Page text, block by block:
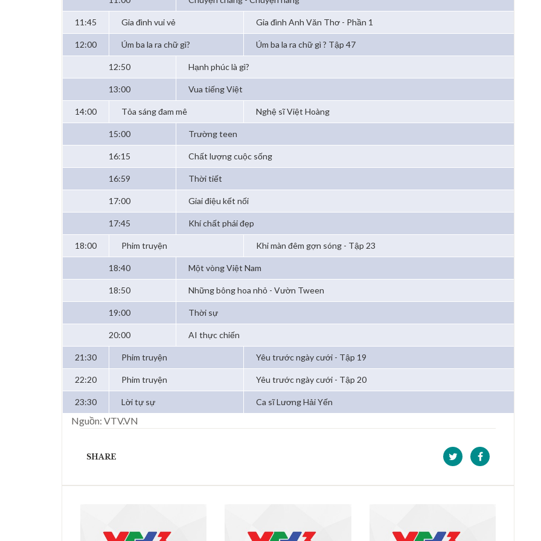
11:45 Gia đình vui vẻ Gia đình Anh Văn Thơ - Phần 1
12:00 Úm ba la ra chữ gì? Úm ba la ra chữ gì ? Tập 47
12:50 Hạnh phúc là gì?
13:00 Vua tiếng Việt
14:00 Tỏa sáng đam mê Nghệ sĩ Việt Hoàng
15:00 Trường teen
16:15 Chất lượng cuộc sống
16:59 Thời tiết
17:00 Giai điệu kết nối
17:45 Khí chất phái đẹp
18:00 Phim truyện Khi màn đêm gợn sóng - Tập 23
18:40 Một vòng Việt Nam
18:50 Những bông hoa nhỏ - Vườn Tween
19:00 Thời sự
20:00 AI thực chiến
21:30 Phim truyện Yêu trước ngày cưới - Tập 19
22:20 Phim truyện Yêu trước ngày cưới - Tập 20
23:30 Lời tự sự Ca sĩ Lương Hải Yến
Nguồn: VTV.VN
SHARE